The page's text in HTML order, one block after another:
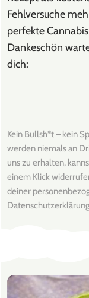
Fehlversuche
perfekte
Dankeschön
dich:
Kein Bullsh*t – kein
werden niemals an
uns zu erhalten,
einem Klick
deiner